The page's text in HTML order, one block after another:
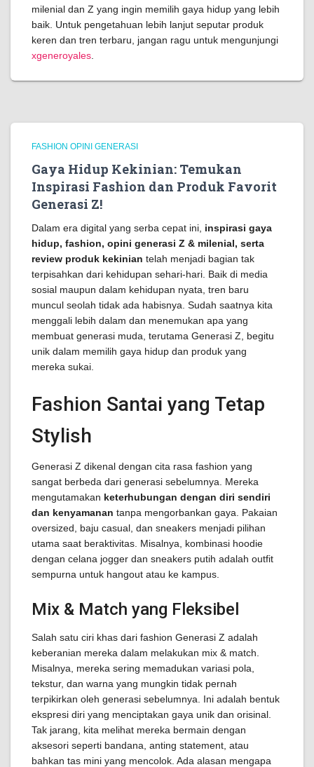
milenial dan Z yang ingin memilih gaya hidup yang lebih
baik. Untuk pengetahuan lebih lanjut seputar produk
keren dan tren terbaru, jangan ragu untuk mengunjungi
xgeneroyales
FASHION OPINI GENERASI
Gaya Hidup Kekinian: Temukan
Inspirasi Fashion dan Produk Favorit
Generasi Z!
Dalam era digital yang serba cepat ini, inspirasi gaya
hidup, fashion, opini generasi Z & milenial, serta
review produk kekinian telah menjadi bagian tak
terpisahkan dari kehidupan sehari-hari. Baik di media
sosial maupun dalam kehidupan nyata, tren baru
muncul seolah tidak ada habisnya. Sudah saatnya kita
menggali lebih dalam dan menemukan apa yang
membuat generasi muda, terutama Generasi Z, begitu
unik dalam memilih gaya hidup dan produk yang
mereka sukai.
Fashion Santai yang Tetap
Stylish
Generasi Z dikenal dengan cita rasa fashion yang
sangat berbeda dari generasi sebelumnya. Mereka
mengutamakan keterhubungan dengan diri sendiri
dan kenyamanan tanpa mengorbankan gaya. Pakaian
oversized, baju casual, dan sneakers menjadi pilihan
utama saat beraktivitas. Misalnya, kombinasi hoodie
dengan celana jogger dan sneakers putih adalah outfit
sempurna untuk hangout atau ke kampus.
Mix & Match yang Fleksibel
Salah satu ciri khas dari fashion Generasi Z adalah
keberanian mereka dalam melakukan mix & match.
Misalnya, mereka sering memadukan variasi pola,
tekstur, dan warna yang mungkin tidak pernah
terpikirkan oleh generasi sebelumnya. Ini adalah bentuk
ekspresi diri yang menciptakan gaya unik dan orisinal.
Tak jarang, kita melihat mereka bermain dengan
aksesori seperti bandana, anting statement, atau
bahkan tas mini yang mencolok. Ada alasan mengapa